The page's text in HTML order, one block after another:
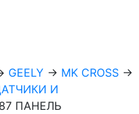
GEELY → MK CROSS →
И
ПАНЕЛЬ